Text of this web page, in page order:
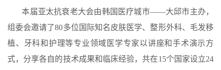
本届亚太抗衰老大会由韩国医疗城市——大邱市主办，
组委会邀请了80多位国际知名皮肤医学、整形外科、毛发移
植、牙科和护理等专业领域医学专家以讲座和手术演示方
式，分享各自的技术成果和临床经验，共在15个国家设立24